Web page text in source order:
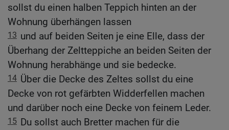
sollst du einen halben Teppich hinten an der
Wohnung überhängen lassen
13 und auf beiden Seiten je eine Elle, dass der
Überhang der Zeltteppiche an beiden Seiten der
Wohnung herabhänge und sie bedecke.
14 Über die Decke des Zeltes sollst du eine
Decke von rot gefärbten Widderfellen machen
und darüber noch eine Decke von feinem Leder.
15 Du sollst auch Bretter machen für die